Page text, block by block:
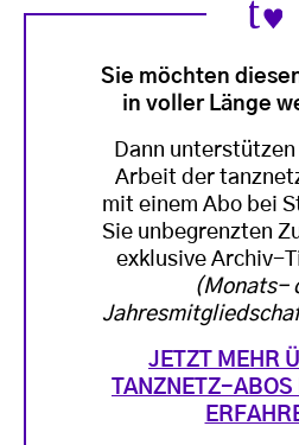
Sie möchten
in voller Länge
Dann
Arbeit der
mit einem Abo bei
Sie unbegrenzten
exklusive Archiv-
(Monats-
JETZT MEHR
TANZNETZ-ABOS